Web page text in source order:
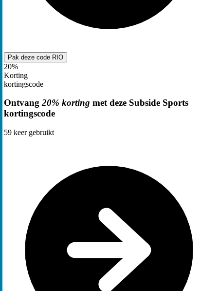
Pak deze code RIO
20%
Korting
kortingscode
Ontvang20% korting met deze Subside Sports
kortingscode
59 keer gebruikt